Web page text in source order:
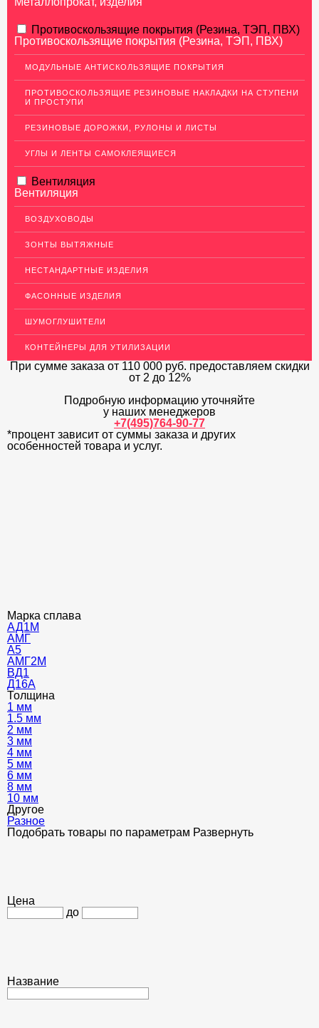
АЛЮМИНИЕВЫЙ ПРОКАТ
Перфорированный лист
Алюминиевые листы
Гладкие алюминиевые листы
Рифленые алюминиевые листы
Алюминиевые профили
Алюминиевые трубы
Профиль для гипсокартона, МДФ, панелей
ДЕКОРАТИВНЫЙ УГОЛОК
МЕТАЛЛИЧЕСКИЕ ПОРОГИ НАПОЛЬНЫЕ (ДЛЯ ПОЛА),
РАСКЛАДКА, ПЛИНТУС
Противоскользящие покрытия (Резина, ТЭП, ПВХ)
Противоскользящие покрытия (Резина, ТЭП, ПВХ)
МОДУЛЬНЫЕ АНТИСКОЛЬЗЯЩИЕ ПОКРЫТИЯ
ПРОТИВОСКОЛЬЗЯЩИЕ РЕЗИНОВЫЕ НАКЛАДКИ НА СТУПЕНИ
И ПРОСТУПИ
РЕЗИНОВЫЕ ДОРОЖКИ, РУЛОНЫ И ЛИСТЫ
УГЛЫ И ЛЕНТЫ САМОКЛЕЯЩИЕСЯ
Вентиляция
Вентиляция
ВОЗДУХОВОДЫ
ЗОНТЫ ВЫТЯЖНЫЕ
НЕСТАНДАРТНЫЕ ИЗДЕЛИЯ
ФАСОННЫЕ ИЗДЕЛИЯ
ШУМОГЛУШИТЕЛИ
КОНТЕЙНЕРЫ ДЛЯ УТИЛИЗАЦИИ
При сумме заказа от 110 000 руб. предоставляем скидки
от 2 до 12%
Подробную информацию уточняйте
у наших менеджеров
+7(495)764-90-77
*процент зависит от суммы заказа и других
особенностей товара и услуг.
Марка сплава
АД1М
АМГ
А5
АМГ2М
ВД1
Д16А
Толщина
1 мм
1.5 мм
2 мм
3 мм
4 мм
5 мм
6 мм
8 мм
10 мм
Другое
Разное
Подобрать товары по параметрам Развернуть
Цена
до
Название